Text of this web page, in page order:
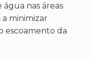
nas áreas
a minimizar
escoamento da